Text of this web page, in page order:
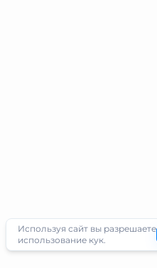
Используя сайт вы разрешаете
использование кук.